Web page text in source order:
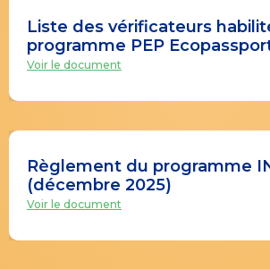
Liste des vérificateurs
programme PEP
Voir le document
Règlement du programme
(décembre 2025)
Voir le document